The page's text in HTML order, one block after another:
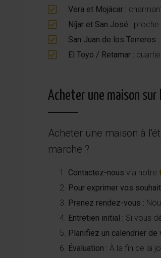
Vera et Mojácar :
Níjar et San José : proche
San Juan de los Terreros :
El Toyo / Retamar :
Acheter une maison sur
Acheter une maison à
marche ?
Contactez-nous via notre
Pour exprimer vos
Prenez rendez-vous :
Entretien initial : Si vous
Planifiez un calendrier de
Évaluation : À la fin de la